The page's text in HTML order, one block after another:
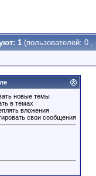
1 (пользователей: 0 ,
новые темы
в темах
вложения
свои сообщения